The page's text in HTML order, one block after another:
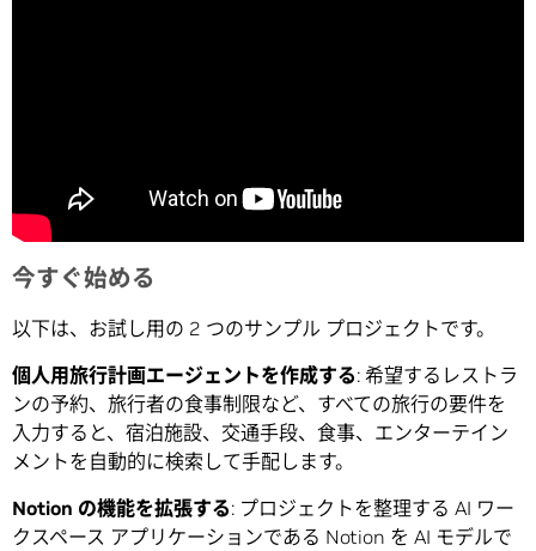
今すぐ始める
以下は、お試し用の 2 つのサンプル プロジェクトです。
個人用旅行計画エージェントを作成する: 希望するレストラ
ンの予約、旅行者の食事制限など、すべての旅行の要件を
入力すると、宿泊施設、交通手段、食事、エンターテイン
メントを自動的に検索して手配します。
Notion の機能を拡張する: プロジェクトを整理する AI ワー
クスペース アプリケーションである Notion を AI モデルで